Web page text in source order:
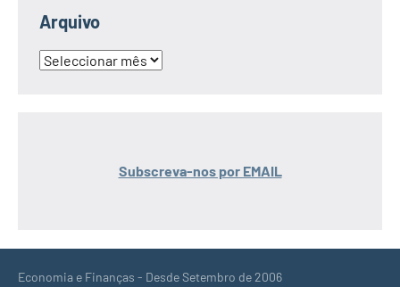
Arquivo
Arquivo
Subscreva-nos por EMAIL
Economia e Finanças - Desde Setembro de 2006